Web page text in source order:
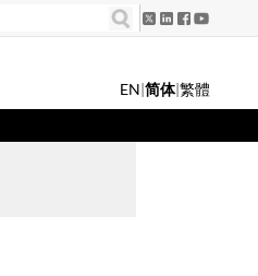
EN|简体|繁體